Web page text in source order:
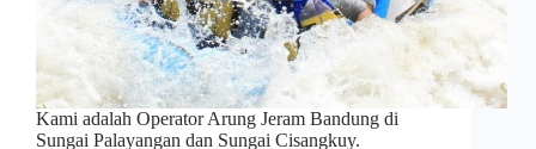
Kami adalah Operator Arung Jeram Bandung di
Sungai Palayangan dan Sungai Cisangkuy.